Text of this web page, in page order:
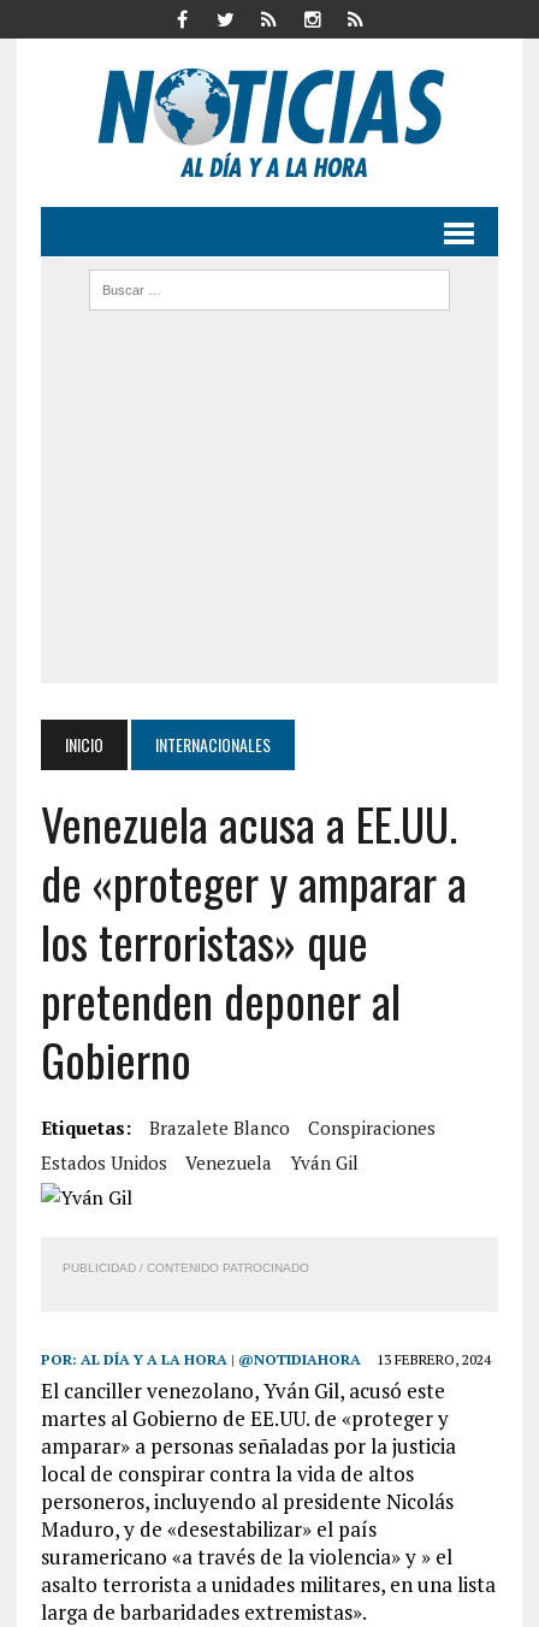
INICIO INTERNACIONALES
Venezuela acusa a EE.UU.
de «proteger y amparar a
los terroristas» que
pretenden deponer al
Gobierno
Etiquetas: Brazalete Blanco
Conspiraciones
Estados Unidos
Venezuela Yván Gil
PUBLICIDAD / CONTENIDO PATROCINADO
POR: AL DÍA Y A LA HORA | @NOTIDIAHORA 13 FEBRERO, 2024
El canciller venezolano, Yván Gil, acusó este
martes al Gobierno de EE.UU. de «proteger y
amparar» a personas señaladas por la justicia
local de conspirar contra la vida de altos
personeros, incluyendo al presidente Nicolás
Maduro, y de «desestabilizar» el país
suramericano «a través de la violencia» y » el
asalto terrorista a unidades militares, en una lista
larga de barbaridades extremistas».